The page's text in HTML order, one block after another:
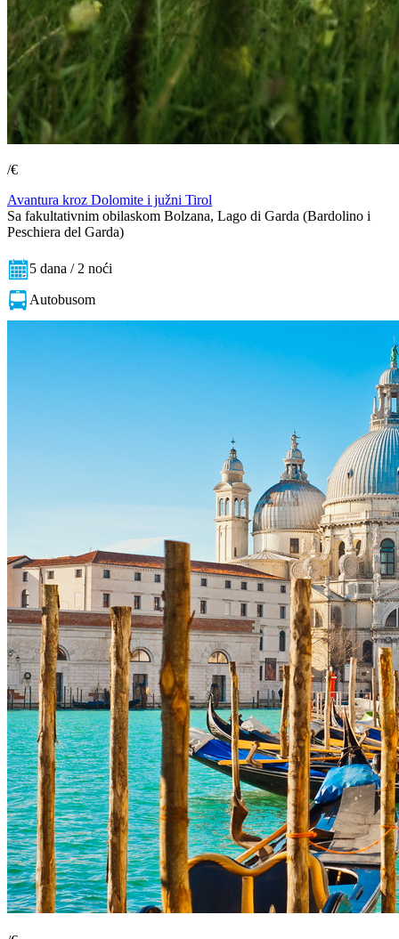
/€
Avantura kroz Dolomite i južni Tirol
Sa fakultativnim obilaskom Bolzana, Lago di Garda (Bardolino i
Peschiera del Garda)
5 dana / 2 noći
Autobusom